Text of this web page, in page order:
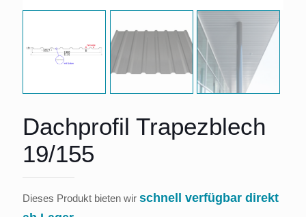
Dachprofil Trapezblech
19/155
Dieses Produkt bieten wir schnell verfügbar direkt